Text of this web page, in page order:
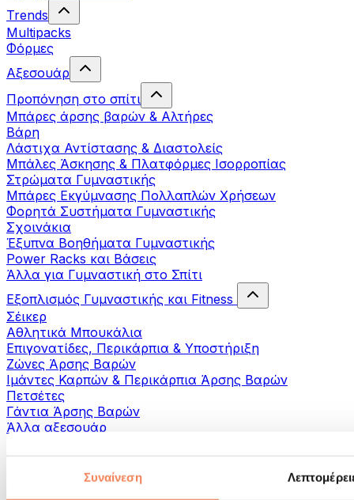
Συναίνεση
Trends
Multipacks
Φόρμες
Αξεσουάρ
Προπόνηση στο σπίτι
Μπάρες άρσης βαρών & Αλτήρες
Βάρη
Λάστιχα Αντίστασης & Διαστολείς
Μπάλες Άσκησης & Πλατφόρμες Ισορροπίας
Στρώματα Γυμναστικής
Μπάρες Εκγύμνασης Πολλαπλών Χρήσεων
Φορητά Συστήματα Γυμναστικής
Σχοινάκια
Έξυπνα Βοηθήματα Γυμναστικής
Power Racks και Βάσεις
Άλλα για Γυμναστική στο Σπίτι
Εξοπλισμός Γυμναστικής και Fitness
Σέικερ
Αθλητικά Μπουκάλια
Επιγονατίδες, Περικάρπια & Υποστήριξη
Ζώνες Άρσης Βαρών
Ιμάντες Καρπών & Περικάρπια Άρσης Βαρών
Πετσέτες
Γάντια Άρσης Βαρών
Άλλα αξεσουάρ
Βοηθήματα- αποκατάστασης
Πιστόλια μασάζ
Εργαλεία μασάζ